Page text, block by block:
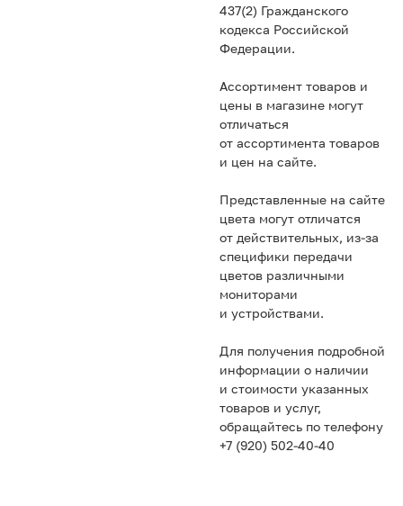
437(2) Гражданского
кодекса Российской
Федерации.
Ассортимент товаров и
цены в магазине могут
отличаться
от ассортимента товаров
и цен на сайте.
Представленные на сайте
цвета могут отличатся
от действительных, из-за
специфики передачи
цветов различными
мониторами
и устройствами.
Для получения подробной
информации о наличии
и стоимости указанных
товаров и услуг,
обращайтесь по телефону
+7 (920) 502-40-40